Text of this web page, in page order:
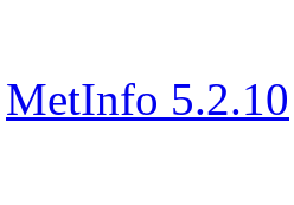
MetInfo 5.2.10